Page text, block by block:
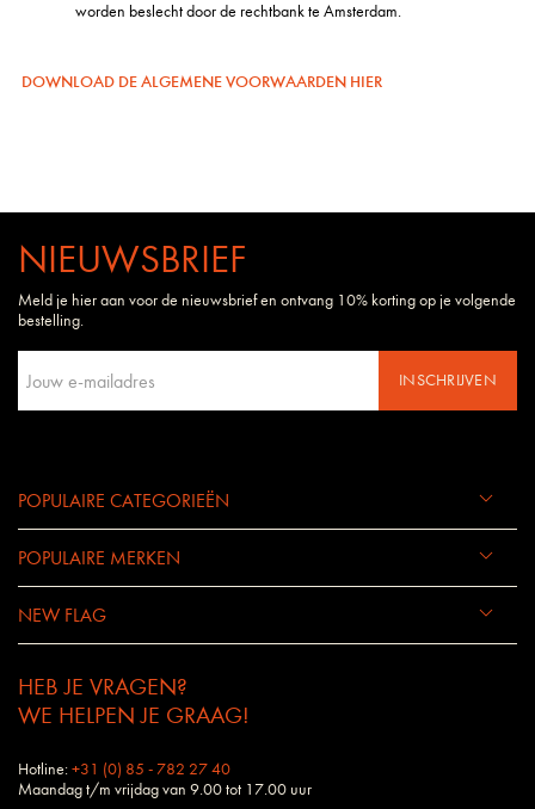
worden beslecht door de rechtbank te Amsterdam.
DOWNLOAD DE ALGEMENE VOORWAARDEN HIER
NIEUWSBRIEF
Meld je hier aan voor de nieuwsbrief en ontvang 10% korting op je volgende
bestelling.
INSCHRIJVEN
POPULAIRE CATEGORIEËN
POPULAIRE MERKEN
NEW FLAG
HEB JE VRAGEN?
WE HELPEN JE GRAAG!
Hotline:+31 (0) 85 - 782 27 40
Maandag t/m vrijdag van 9.00 tot 17.00 uur